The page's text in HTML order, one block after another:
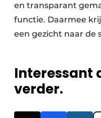
en transparant
functie. Daarmee
een gezicht naar de
Interessant
verder.